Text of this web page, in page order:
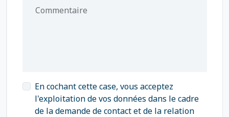
Commentaire
En cochant cette case, vous acceptez
l'exploitation de vos données dans le cadre
de la demande de contact et de la relation